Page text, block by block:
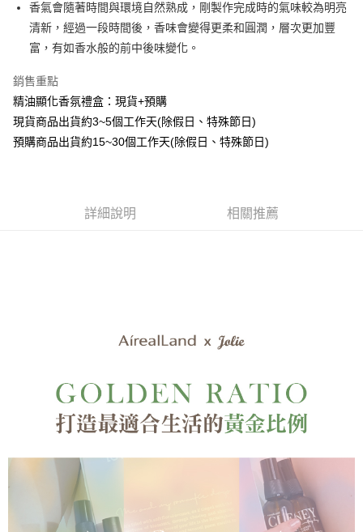
2.透過簡訊連結打開帳單後，可選擇「超商條碼／台灣大直營門市／銀行轉
帳／街口支付／iPASS MONEY」等通路繳費。
【注意事項】
用戶於交易時，得透過本服務購買商品或服務，並由商店將買賣／分期付款
買賣價金債權讓與本公司後，依約使用本公司帳單繳交帳款。
2.基於同意付款使用「大哥付你分期」之契約關係目的，商店將以您的個人
資料（包含姓名、電話或地址）提供予台灣大哥大進項蒐集、處理及利用，
由本公司與您本人進行分期帳單所需資料之確認、核對及更正。
萊爾富取貨付款
每筆NT$80，滿NT$888(含以上)免運費
每筆NT$80，滿NT$888(含以上)免運費
7-11取貨付款
每筆NT$80，滿NT$888(含以上)免運費
香氣會隨著時間與環境自然熟成，剛製作完成時的氣味較為明亮
清新，經過一段時間後，香味會變得更柔和圓潤，層次更加豐
富，有如香水般的前中後味變化。
銷售重點
精油顯化香氛禮盒：現貨+預購
現貨商品出貨約3~5個工作天(除假日、特殊節日)
預購商品出貨約15~30個工作天(除假日、特殊節日)
詳細說明 相關推薦